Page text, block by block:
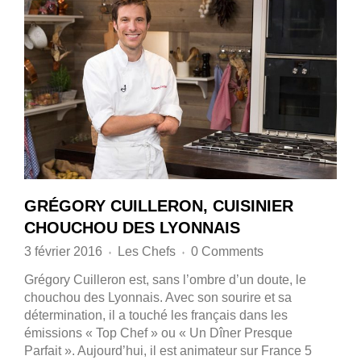
GRÉGORY CUILLERON, CUISINIER
CHOUCHOU DES LYONNAIS
3 février 2016 ♦ Les Chefs ♦ 0 Comments
Grégory Cuilleron est, sans l’ombre d’un doute, le
chouchou des Lyonnais. Avec son sourire et sa
détermination, il a touché les français dans les
émissions « Top Chef » ou « Un Dîner Presque
Parfait ». Aujourd’hui, il est animateur sur France 5